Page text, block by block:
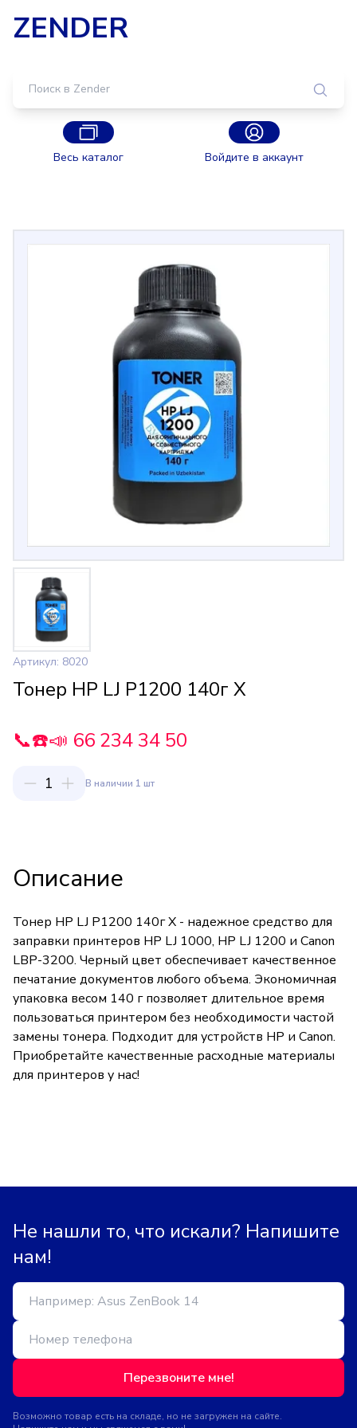
ZENDER
Весь каталог Войдите в аккаунт
Артикул: 8020
Тонер НР LJ Р1200 140г Х
📞☎️📣 66 234 34 50
1 В наличии 1 шт
Описание
Тонер НР LJ Р1200 140г Х - надежное средство для
заправки принтеров HP LJ 1000, HP LJ 1200 и Canon
LBP-3200. Черный цвет обеспечивает качественное
печатание документов любого объема. Экономичная
упаковка весом 140 г позволяет длительное время
пользоваться принтером без необходимости частой
замены тонера. Подходит для устройств HP и Canon.
Приобретайте качественные расходные материалы
для принтеров у нас!
Не нашли то, что искали? Напишите
нам!
Перезвоните мне!
Возможно товар есть на складе, но не загружен на сайте.